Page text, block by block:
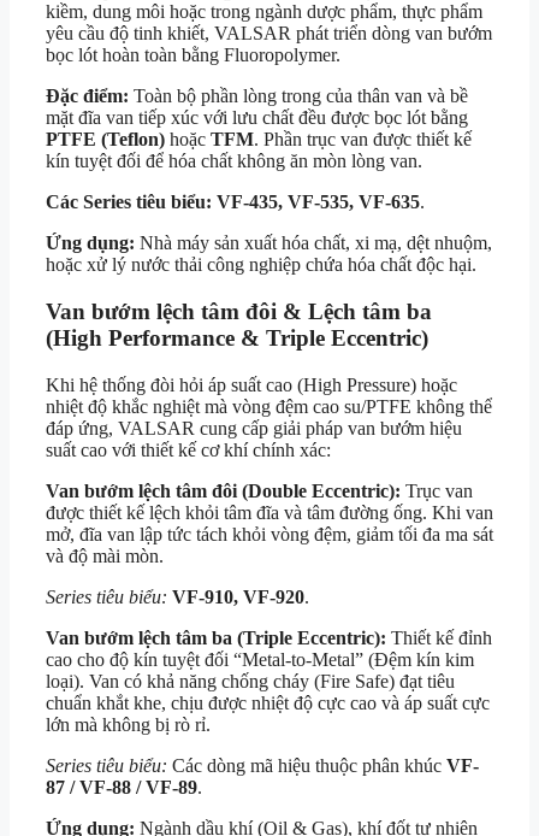
kiềm, dung môi hoặc trong ngành dược phẩm, thực phẩm
yêu cầu độ tinh khiết, VALSAR phát triển dòng van bướm
bọc lót hoàn toàn bằng Fluoropolymer.
Đặc điểm: Toàn bộ phần lòng trong của thân van và bề
mặt đĩa van tiếp xúc với lưu chất đều được bọc lót bằng
PTFE (Teflon) hoặc TFM. Phần trục van được thiết kế
kín tuyệt đối để hóa chất không ăn mòn lòng van.
Các Series tiêu biểu: VF-435, VF-535, VF-635.
Ứng dụng: Nhà máy sản xuất hóa chất, xi mạ, dệt nhuộm,
hoặc xử lý nước thải công nghiệp chứa hóa chất độc hại.
Van bướm lệch tâm đôi & Lệch tâm ba
(High Performance & Triple Eccentric)
Khi hệ thống đòi hỏi áp suất cao (High Pressure) hoặc
nhiệt độ khắc nghiệt mà vòng đệm cao su/PTFE không thể
đáp ứng, VALSAR cung cấp giải pháp van bướm hiệu
suất cao với thiết kế cơ khí chính xác:
Van bướm lệch tâm đôi (Double Eccentric): Trục van
được thiết kế lệch khỏi tâm đĩa và tâm đường ống. Khi van
mở, đĩa van lập tức tách khỏi vòng đệm, giảm tối đa ma sát
và độ mài mòn.
Series tiêu biểu: VF-910, VF-920.
Van bướm lệch tâm ba (Triple Eccentric): Thiết kế đỉnh
cao cho độ kín tuyệt đối “Metal-to-Metal” (Đệm kín kim
loại). Van có khả năng chống cháy (Fire Safe) đạt tiêu
chuẩn khắt khe, chịu được nhiệt độ cực cao và áp suất cực
lớn mà không bị rò rỉ.
Series tiêu biểu: Các dòng mã hiệu thuộc phân khúc VF-
87 / VF-88 / VF-89.
Ứng dụng: Ngành dầu khí (Oil & Gas), khí đốt tự nhiên